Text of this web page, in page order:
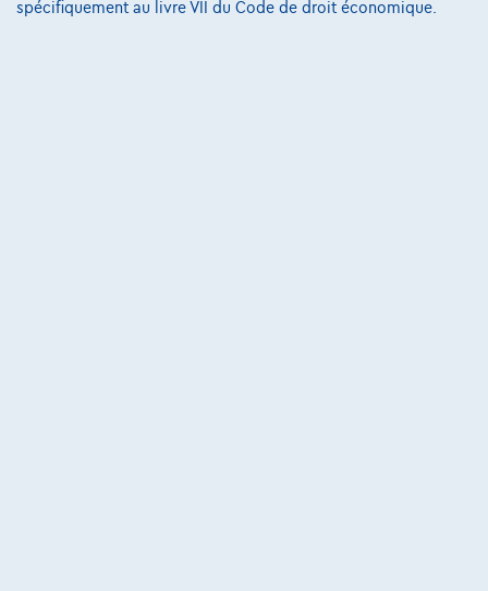
spécifiquement au livre VII du Code de droit économique.
Conditions d'assistance